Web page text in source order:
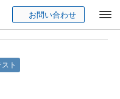
お問い合わせ
ト